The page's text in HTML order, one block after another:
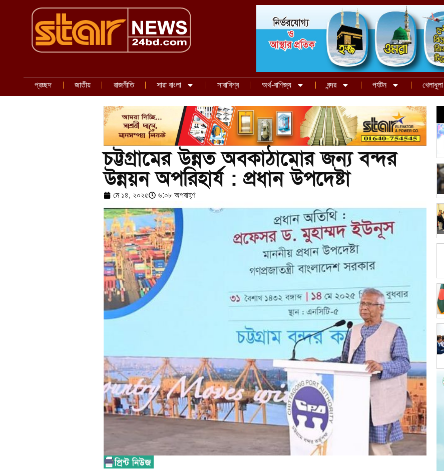
প্রচ্ছদ জাতীয় রাজনীতি সারা বাংলা সারাবিশ্ব অর্থ-বাণিজ্য বন্দর পর্যটন খেলাধুলা
চট্টগ্রামের উন্নত অবকাঠামোর জন্য বন্দর
উন্নয়ন অপরিহার্য : প্রধান উপদেষ্টা
মে ১৪, ২০২৫ ৬:০৮ অপরাহ্ণ